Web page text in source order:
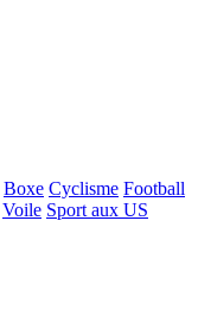
Boxe Cyclisme Football
Voile Sport aux US